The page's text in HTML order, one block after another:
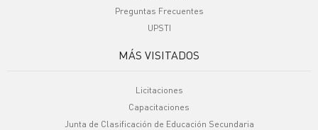
Preguntas Frecuentes
UPSTI
MÁS VISITADOS
Licitaciones
Capacitaciones
Junta de Clasificación de Educación Secundaria